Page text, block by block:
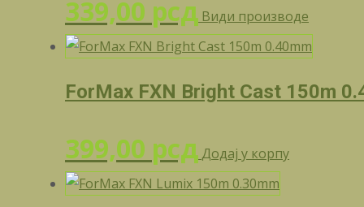
339,00 рсд Види производе
ForMax FXN Bright Cast 150m
399,00 рсд Додај у корпу